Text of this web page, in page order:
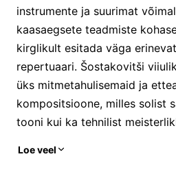
instrumente ja suurimat
kaasaegsete teadmiste
kirglikult esitada väga
repertuaari. Šostakovitši
üks mitmetahulisemaid ja
kompositsioone, milles solist
tooni kui ka tehnilist
Loe veel